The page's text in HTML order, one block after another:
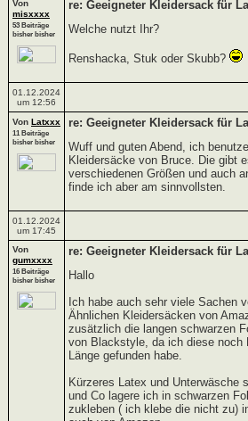
Von
misxxxx
53 Beiträge
bisher bisher
re: Geeigneter Kleidersack für
Welche nutzt Ihr?
Renshacka, Stuk oder Skubb?
01.12.2024
um 12:56
Von Latxxx
11 Beiträge
bisher bisher
re: Geeigneter Kleidersack für
Wuff und guten Abend, ich
Kleidersäcke von Bruce. Die gibt
verschiedenen Größen und auch
finde ich aber am sinnvollsten.
01.12.2024
um 17:45
Von
gumxxxx
16 Beiträge
bisher bisher
re: Geeigneter Kleidersack für
Hallo
Ich habe auch sehr viele Sachen
Ähnlichen Kleidersäcken von
zusätzlich die langen schwarzen
von Blackstyle, da ich diese noch
Länge gefunden habe.
Kürzeres Latex und Unterwäsche
und Co lagere ich in schwarzen
zukleben ( ich klebe die nicht zu)